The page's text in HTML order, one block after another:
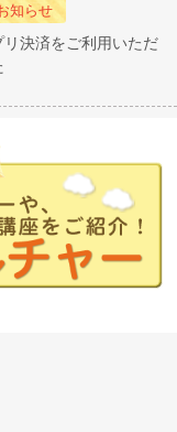
知らせ
決済をご利用いただ